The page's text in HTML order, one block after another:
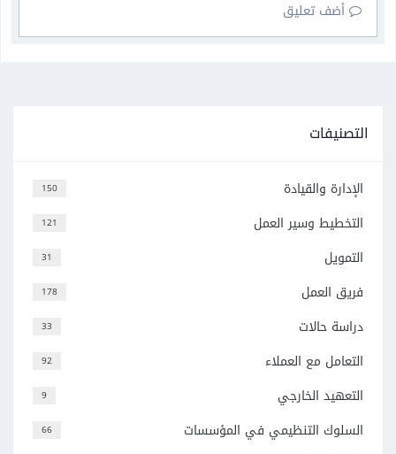
أضف تعليق
التصنيفات
150 الإدارة والقيادة
121 التخطيط وسير العمل
31 التمويل
178 فريق العمل
33 دراسة حالات
92 التعامل مع العملاء
9 التعهيد الخارجي
66 السلوك التنظيمي في المؤسسات